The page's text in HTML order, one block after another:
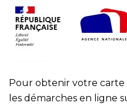
Pour obtenir votre carte
les démarches en ligne